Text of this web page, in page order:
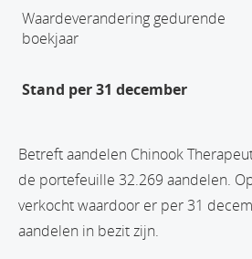
Waardeverandering gedurende
boekjaar
Stand per 31 december
Betreft aandelen Chinook
de portefeuille 32.269 aandelen.
verkocht waardoor er per 31
aandelen in bezit zijn.